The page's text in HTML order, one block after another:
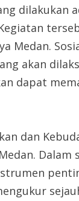
dilakukan
Medan.
akan
dapat
dan
Dalam